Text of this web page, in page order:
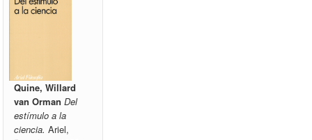
Quine, Willard
van Orman Del
estímulo a la
ciencia. Ariel,